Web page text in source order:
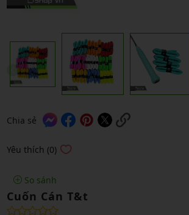
Chia sẻ
Yêu thích (0)
So sánh
Cuốn Cán T&t